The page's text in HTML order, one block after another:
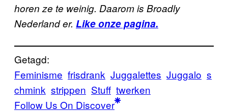
horen ze te weinig. Daarom is Broadly
Nederland er. Like onze pagina.
Getagd:
Feminisme frisdrank Juggalettes Juggalo s
chmink strippen Stuff twerken
Follow Us On Discover